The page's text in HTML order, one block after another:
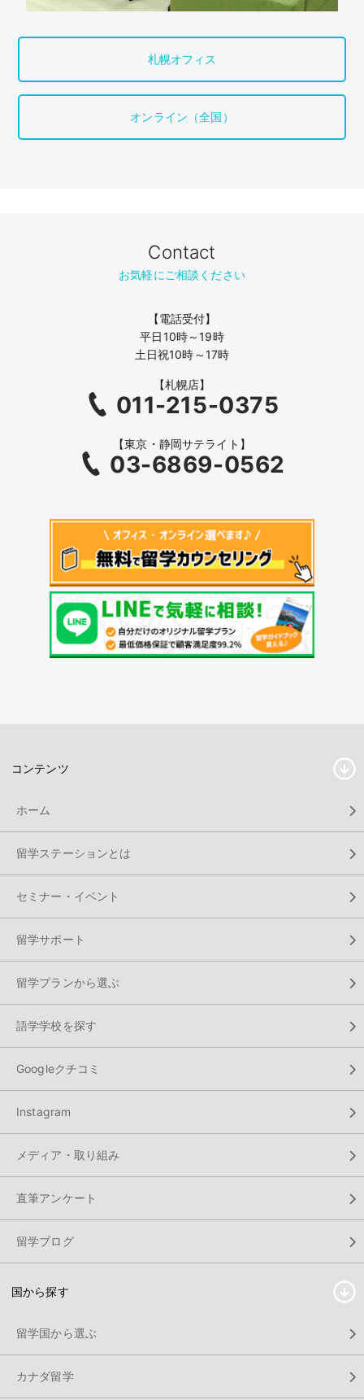
札幌オフィス
オンライン（全国）
Contact
お気軽にご相談ください
【電話受付】
平日10時～19時
土日祝10時～17時
【札幌店】
011-215-0375
【東京・静岡サテライト】
03-6869-0562
コンテンツ
ホーム
留学ステーションとは
セミナー・イベント
留学サポート
留学プランから選ぶ
語学学校を探す
Googleクチコミ
Instagram
メディア・取り組み
直筆アンケート
留学ブログ
国から探す
留学国から選ぶ
カナダ留学